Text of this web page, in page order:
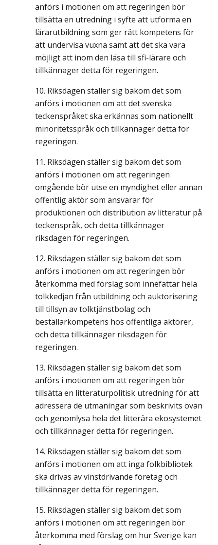
anförs i motionen om att regeringen bör
tillsätta en utredning i syfte att utforma en
lärarutbildning som ger rätt kompetens för
att undervisa vuxna samt att det ska vara
möjligt att inom den läsa till sfi-lärare och
tillkännager detta för regeringen.
Riksdagen ställer sig bakom det som
anförs i motionen om att det svenska
teckenspråket ska erkännas som nationellt
minoritetsspråk och tillkännager detta för
regeringen.
Riksdagen ställer sig bakom det som
anförs i motionen om att regeringen
omgående bör utse en myndighet eller annan
offentlig aktör som ansvarar för
produktionen och distribution av litteratur på
teckenspråk, och detta tillkännager
riksdagen för regeringen.
Riksdagen ställer sig bakom det som
anförs i motionen om att regeringen bör
återkomma med förslag som innefattar hela
tolkkedjan från utbildning och auktorisering
till tillsyn av tolktjänstbolag och
beställarkompetens hos offentliga aktörer,
och detta tillkännager riksdagen för
regeringen.
Riksdagen ställer sig bakom det som
anförs i motionen om att regeringen bör
tillsätta en litteraturpolitisk utredning för att
adressera de utmaningar som beskrivits ovan
och genomlysa hela det litterära ekosystemet
och tillkännager detta för regeringen.
Riksdagen ställer sig bakom det som
anförs i motionen om att inga folkbibliotek
ska drivas av vinstdrivande företag och
tillkännager detta för regeringen.
Riksdagen ställer sig bakom det som
anförs i motionen om att regeringen bör
återkomma med förslag om hur Sverige kan